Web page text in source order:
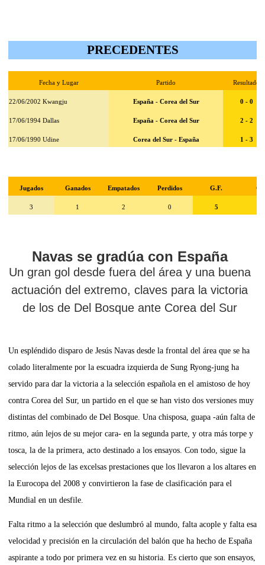
PRECEDENTES
Fecha y Lugar Partido Resultado
22/06/2002 Kwangju España - Corea del Sur 0 - 0
17/06/1994 Dallas España - Corea del Sur 2 - 2
17/06/1990 Udine Corea del Sur - España 1 - 3
Jugados Ganados Empatados Perdidos G.F.
3 1 2 0 5
Navas se gradúa con España
Un gran gol desde fuera del área y una buena
actuación del extremo, claves para la victoria
de los de Del Bosque ante Corea del Sur
Un espléndido disparo de Jesús Navas desde la frontal del área que se ha
colado literalmente por la escuadra izquierda de Sung Ryong-jung ha
servido para dar la victoria a la selección española en el amistoso de hoy
contra Corea del Sur, un partido en el que se han visto dos versiones muy
distintas del combinado de Del Bosque. Una chisposa, guapa -aún falta de
ritmo, aún lejos de su mejor cara- en la segunda parte, y otra más torpe y
tosca, la de la primera, acto destinado a los ensayos. Con todo, sigue la
selección lejos de las excelsas prestaciones que los llevaron a los altares en
la Eurocopa del 2008 y convirtieron la fase de clasificación para el
Mundial en un desfile.
Falta ritmo a la selección que deslumbró al mundo, falta acople y falta esa
velocidad y precisión en la circulación del balón que ha hecho de España
aspirante a todo por primera vez en su historia. Es cierto que son ensayos,